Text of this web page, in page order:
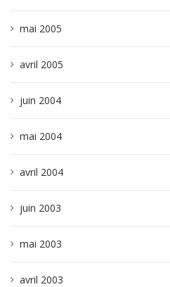
mai 2005
avril 2005
juin 2004
mai 2004
avril 2004
juin 2003
mai 2003
avril 2003